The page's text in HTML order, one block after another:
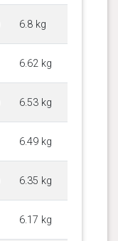
6.8 kg
6.62 kg
6.53 kg
6.49 kg
6.35 kg
6.17 kg